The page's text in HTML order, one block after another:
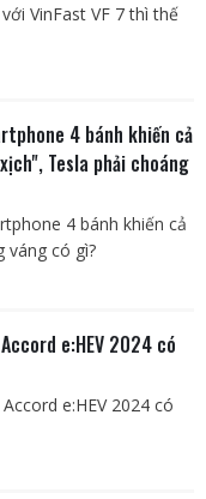
VinFast VF 7 thì thế
4 bánh khiến cả
Tesla phải choáng
4 bánh khiến cả
váng có gì?
e:HEV 2024 có
e:HEV 2024 có